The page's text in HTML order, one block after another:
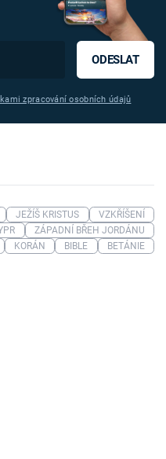
ODESLAT
zpracování osobních údajů
JEŽÍŠ KRISTUS
VZKŘÍŠENÍ
ZÁPADNÍ BŘEH JORDÁNU
KORÁN BIBLE BETÁNIE